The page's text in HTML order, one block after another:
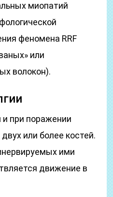
миопатий
феномена RRF
или
волокон).
при поражении
или более костей.
ими
движение в